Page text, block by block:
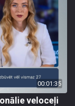
00:01:35
veloceļi